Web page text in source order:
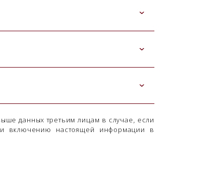
данных третьим лицам в случае, если
включению настоящей информации в